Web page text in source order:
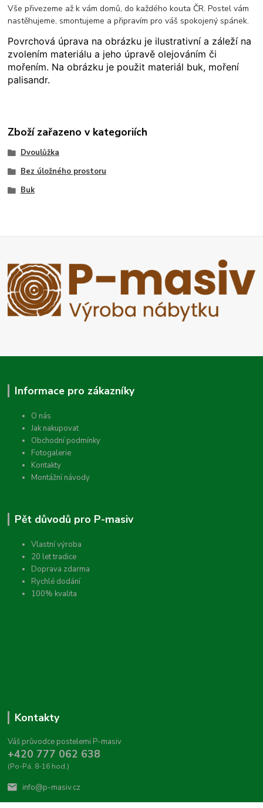
Vše přivezeme až k vám domů, do každého kouta ČR. Postel vám
nastěhujeme, smontujeme a připravím pro váš spokojený spánek.
Povrchová úprava na obrázku je ilustrativní a záleží na
zvolením materiálu a jeho úpravě olejováním či
mořením. Na obrázku je použit materiál buk, moření
palisandr.
Zboží zařazeno v kategoriích
Dvoulůžka
Bez úložného prostoru
Buk
Informace pro zákazníky
O nás
Jak nakupovat
Obchodní podmínky
Fotogalerie
Kontakty
Montážní návody
Pět důvodů pro P-masiv
Vlastní výroba
20 let tradice
Doprava zdarma
Rychlé dodání
100% kvalita
Kontakty
Váš průvodce postelemi P-masiv
+420 777 062 638
(Po-Pá, 8-16 hod.)
info@p-masiv.cz